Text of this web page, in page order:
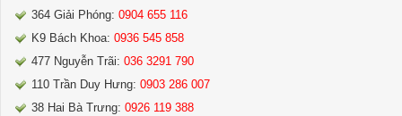
364 Giải Phóng: 0904 655 116
K9 Bách Khoa: 0936 545 858
477 Nguyễn Trãi: 036 3291 790
110 Trần Duy Hưng: 0903 286 007
38 Hai Bà Trưng: 0926 119 388